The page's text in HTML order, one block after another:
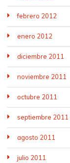
febrero 2012
enero 2012
diciembre 2011
noviembre 2011
octubre 2011
septiembre 2011
agosto 2011
julio 2011